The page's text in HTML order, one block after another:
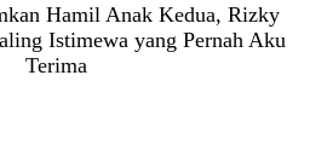
Hamil Anak Kedua, Rizky
Istimewa yang Pernah Aku
Terima